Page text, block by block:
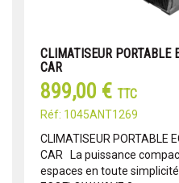
CLIMATISEUR PORTABLE
CAR
899,00 € TTC
Réf: 1045ANT1269
CLIMATISEUR PORTABLE
CAR La puissance
espaces en toute